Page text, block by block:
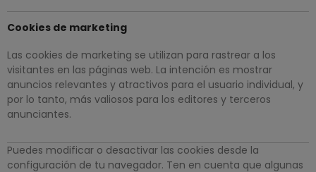
Cookies de marketing
Las cookies de marketing se utilizan para rastrear a los
visitantes en las páginas web. La intención es mostrar
anuncios relevantes y atractivos para el usuario individual, y
por lo tanto, más valiosos para los editores y terceros
anunciantes.
Puedes modificar o desactivar las cookies desde la
configuración de tu navegador. Ten en cuenta que algunas